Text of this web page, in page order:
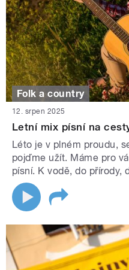
Folk a country
12. srpen 2025
Letní mix písní na
Léto je v plném proudu,
pojďme užít. Máme pro
písní. K vodě, do přírody,